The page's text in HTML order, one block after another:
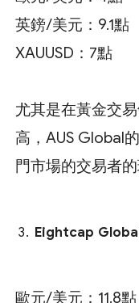
英鎊/美元：9.1點
XAUUSD：7點
尤其是在黃金交
高，AUS Global
門市場的交易者的
Eightcap
歐元/美元：11.8點